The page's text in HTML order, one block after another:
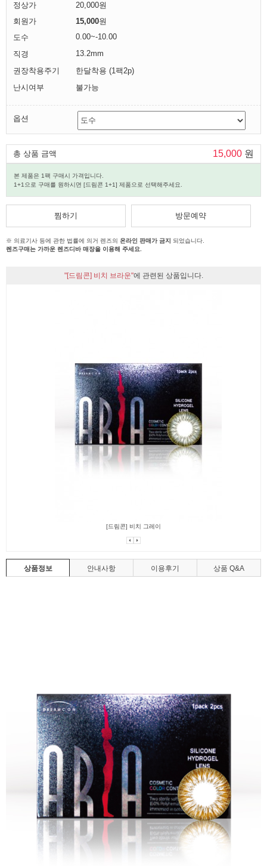
정상가
20,000원
회원가
15,000원
도수
0.00~-10.00
직경
13.2mm
권장착용주기
한달착용 (1팩2p)
난시여부
불가능
옵션
총 상품 금액 15,000원
본 제품은 1팩 구매시 가격입니다.
1+1으로 구매를 원하시면 [드림콘 1+1] 제품으로 선택해주세요.
찜하기 방문예약
※ 의료기사 등에 관한 법률에 의거 렌즈의 온라인 판매가 금지
되었습니다.
렌즈구매는 가까운 렌즈디바 매장을 이용해 주세요.
"[드림콘] 비치 브라운"에 관련된 상품입니다.
[드림콘] 비치 그레이
상품정보 안내사항 이용후기 상품 Q&A